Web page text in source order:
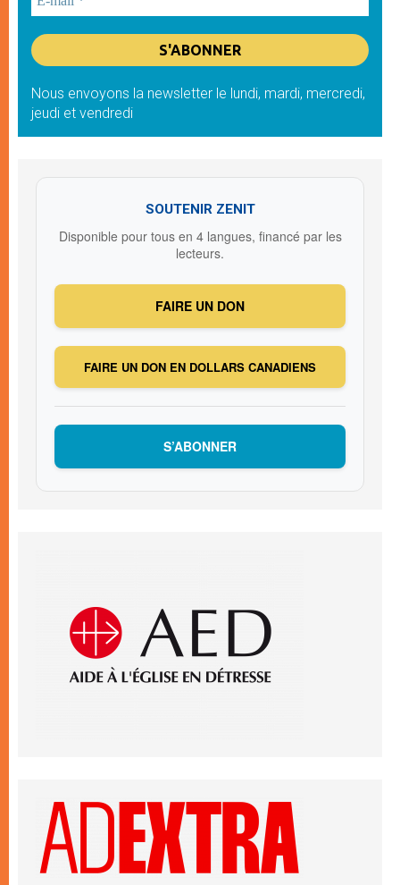
Nous envoyons la newsletter le lundi, mardi, mercredi,
jeudi et vendredi
SOUTENIR ZENIT
Disponible pour tous en 4 langues, financé par les
lecteurs.
FAIRE UN DON
FAIRE UN DON EN DOLLARS CANADIENS
S’ABONNER